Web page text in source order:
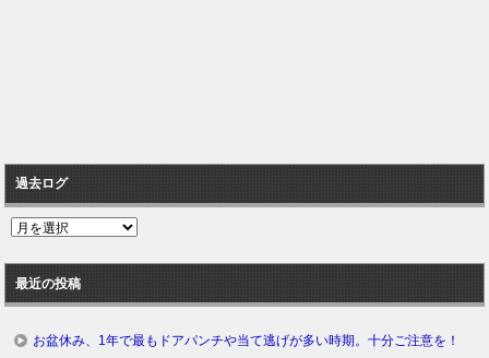
過去ログ
過
ロ
グ
最近の投稿
お盆休み、1年で最もドアパンチや当て逃げが多い時期。十分ご注意を！